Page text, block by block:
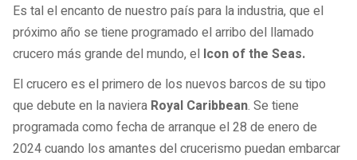
Es tal el encanto de nuestro país para la industria, que el
próximo año se tiene programado el arribo del llamado
crucero más grande del mundo, el Icon of the Seas.
El crucero es el primero de los nuevos barcos de su tipo
que debute en la naviera Royal Caribbean. Se tiene
programada como fecha de arranque el 28 de enero de
2024 cuando los amantes del crucerismo puedan embarcar